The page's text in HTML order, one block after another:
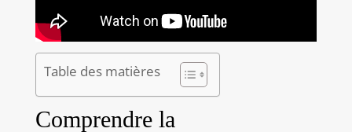
Table des matières
Comprendre la